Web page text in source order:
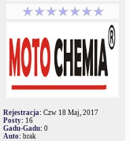
Rejestracja: Czw 18 Maj, 2017
Posty: 16
Gadu-Gadu: 0
Auto: brak